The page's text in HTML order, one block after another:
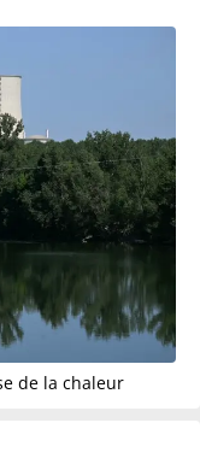
de la chaleur